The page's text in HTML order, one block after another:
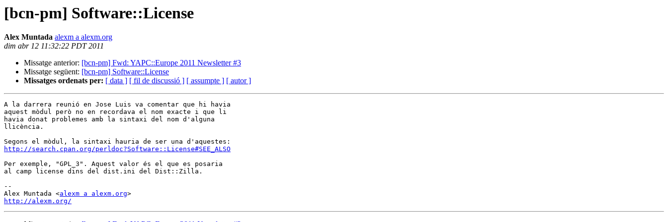
[bcn-pm] Software::License
Alex Muntada alexm a alexm.org
dim abr 12 11:32:22 PDT 2011
Missatge anterior: [bcn-pm] Fwd: YAPC::Europe 2011 Newsletter #3
Missatge següent: [bcn-pm] Software::License
Missatges ordenats per: [ data ] [ fil de discussió ] [ assumpte ] [ autor ]
A la darrera reunió en Jose Luis va comentar que hi havia
aquest mòdul però no en recordava el nom exacte i que li
havia donat problemes amb la sintaxi del nom d'alguna
llicència.
http://search.cpan.org/perldoc?Software::License#SEE_ALSO
Per exemple, "GPL_3". Aquest valor és el que es posaria
al camp license dins del dist.ini del Dist::Zilla.
--
Alex Muntada <alexm a alexm.org
http://alexm.org/